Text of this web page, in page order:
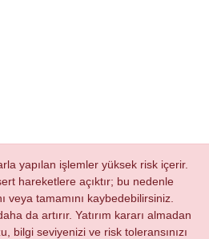
yapılan işlemler yüksek risk içerir.
hareketlere açıktır; bu nedenle
veya tamamını kaybedebilirsiniz.
da artırır. Yatırım kararı almadan
bilgi seviyenizi ve risk toleransınızı